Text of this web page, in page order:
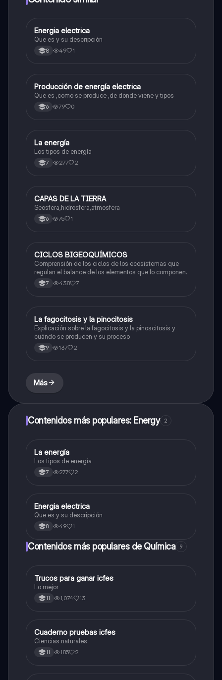
EBiologia
Energia electrica
Que es y su descripción
8 49 1
PBiologia
Producción de energía electrica
Que es ,como se produce ,de donde viene y tipos
6 79 0
L Biologia
La energía
Los tipos de energía
7 277 2
CBiologia
CAPAS DE LA TIERRA
Seosfera,hidrosfera,atmosfera
6 75 1
CBiologia
CICLOS BIGEOQUÍMICOS
Comprensión de los ciclos de los ecosistemas que
regulan el balance de los elementos que lo componen.
7 438 7
L Biologia
La fagocitosis y la pinocitosis
Explicación sobre la fagocitosis y la pinoscitosis y
cuándo se producen y su proceso
9 137 2
Más
Contenidos más populares: Energy 2
L Biologia
La energía
Los tipos de energía
7 277 2
EBiologia
Energia electrica
Que es y su descripción
8 49 1
Contenidos más populares de Química 9
TQuímica
Trucos para ganar icfes
Lo mejor
11 1,074 13
CBiologia
Cuaderno pruebas icfes
Ciencias naturales
11 185 2